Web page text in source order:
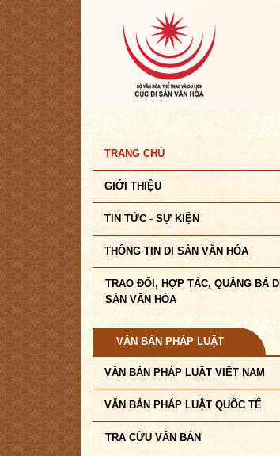
TRANG CHỦ
GIỚI THIỆU
TIN TỨC - SỰ KIỆN
THÔNG TIN DI SẢN VĂN HÓA
TRAO ĐỔI, HỢP TÁC, QUẢNG BÁ DI
SẢN VĂN HÓA
VĂN BẢN PHÁP LUẬT
VĂN BẢN PHÁP LUẬT VIỆT NAM
VĂN BẢN PHÁP LUẬT QUỐC TẾ
TRA CỨU VĂN BẢN